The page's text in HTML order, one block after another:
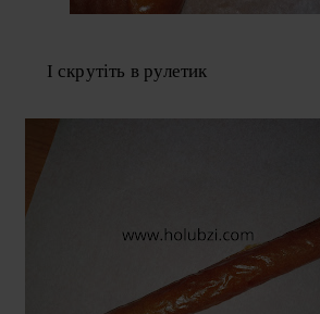
І скрутіть в рулетик